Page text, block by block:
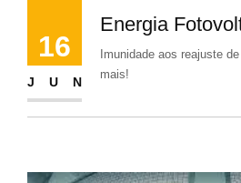
16
JUN
Energia
Imunidade aos reajuste
mais!